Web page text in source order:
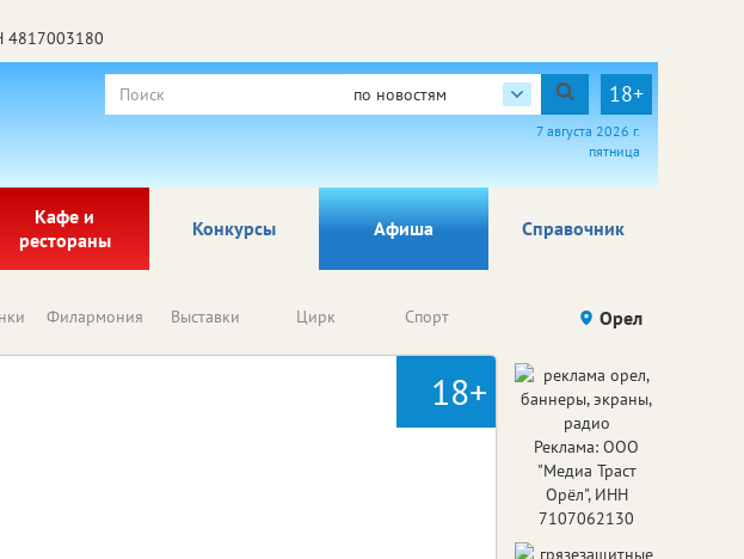
4817003180
по новостям 18+
7 августа 2026 г.
пятница
Кафе и
рестораны
Афиша Справочник
Конкурсы
Филармония Выставки Цирк Спорт конкурсов
Орел
18+
Реклама: ООО
"Медиа Траст
Орёл", ИНН
7107062130